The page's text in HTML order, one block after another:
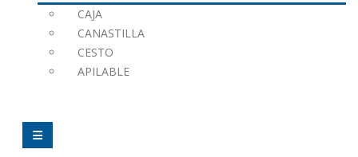
CAJA
CANASTILLA
CESTO
APILABLE